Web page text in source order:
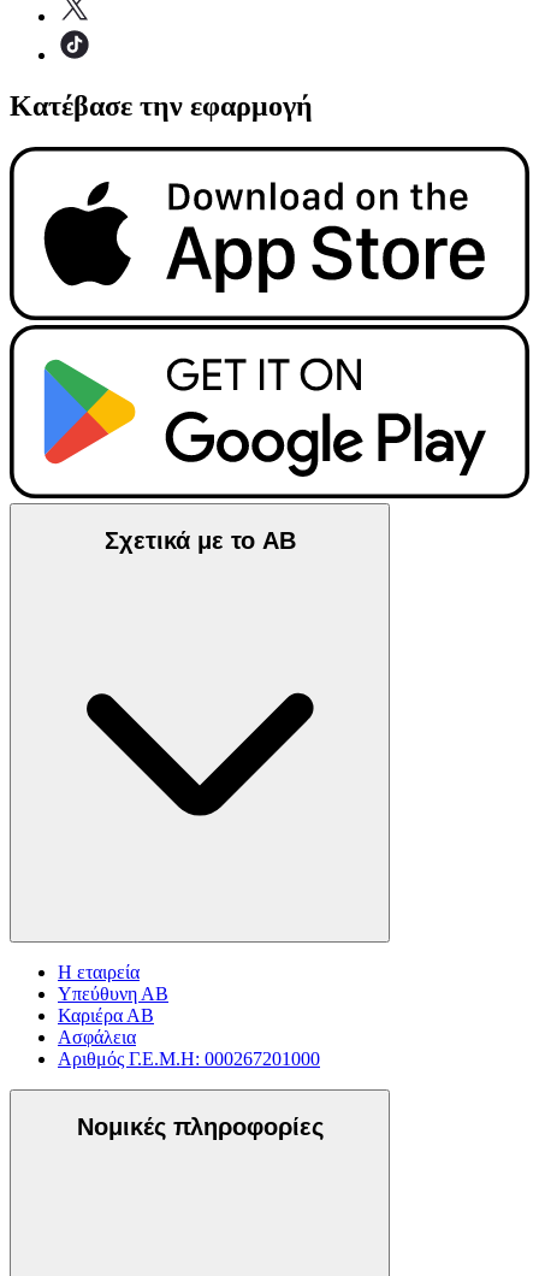
Κατέβασε την εφαρμογή
Σχετικά με το ΑΒ
Η εταιρεία
Υπεύθυνη ΑΒ
Καριέρα ΑΒ
Ασφάλεια
Αριθμός Γ.Ε.Μ.Η: 000267201000
Νομικές πληροφορίες